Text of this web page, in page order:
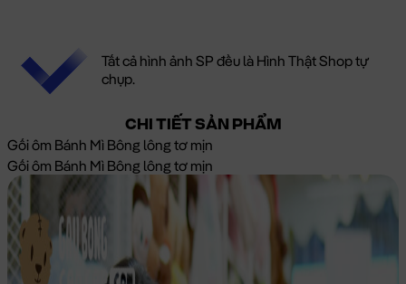
Tất cả hình ảnh SP đều là Hình Thật Shop tự
chụp.
CHI TIẾT SẢN PHẨM
Gối ôm Bánh Mì Bông lông tơ mịn
Gối ôm Bánh Mì Bông lông tơ mịn